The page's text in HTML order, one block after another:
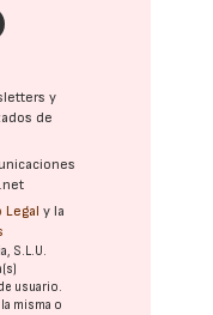
y
de
Legal y la
S.L.U.
usuario.
misma o